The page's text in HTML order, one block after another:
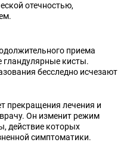
отечностью,
приема
кисты.
бесследно исчезают
прекращения лечения и
Он изменит режим
действие которых
симптоматики.